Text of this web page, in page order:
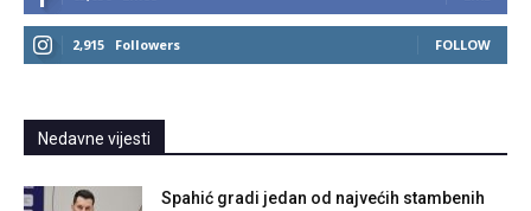
2,915 Followers FOLLOW
Nedavne vijesti
Spahić gradi jedan od najvećih stambenih